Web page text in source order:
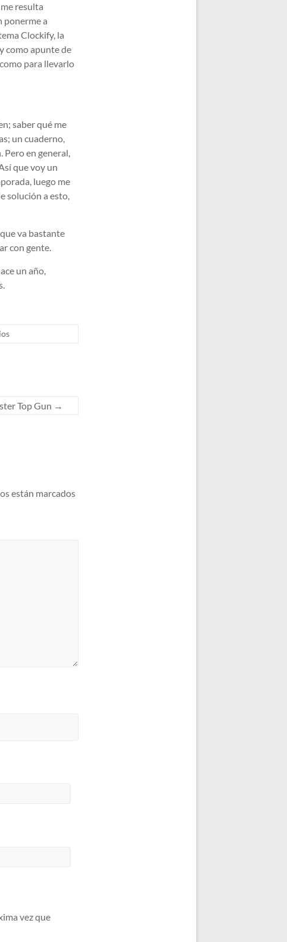
resulta
ponerme a
Clockify, la
como apunte de
para llevarlo
saber qué me
un cuaderno,
Pero en general,
que voy un
luego me
solución a esto,
va bastante
con gente.
un año,
Top Gun →
están marcados
vez que